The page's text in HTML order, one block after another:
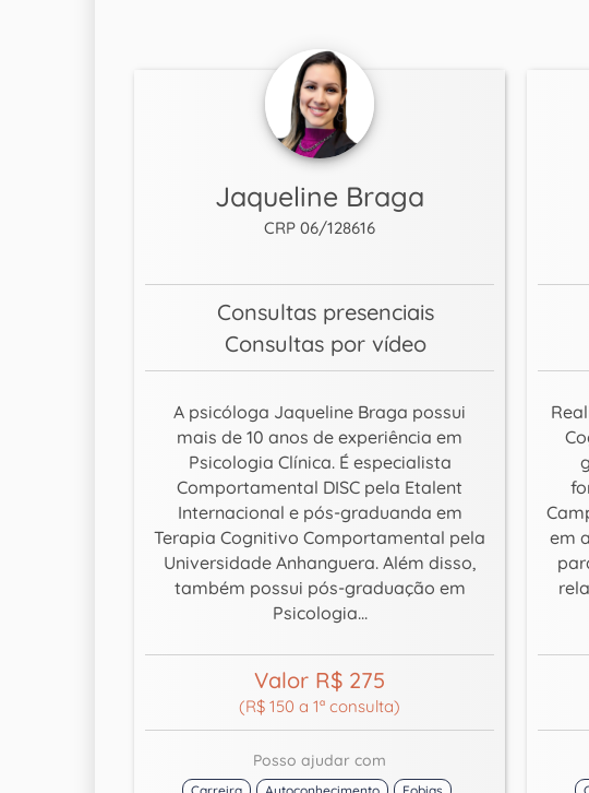
Jaqueline Braga
CRP 06/128616
Consultas presenciais
Consultas por vídeo
A psicóloga Jaqueline Braga possui
mais de 10 anos de experiência em
Psicologia Clínica. É especialista
Comportamental DISC pela Etalent
Internacional e pós-graduanda em
Terapia Cognitivo Comportamental pela
Universidade Anhanguera. Além disso,
também possui pós-graduação em
Psicologia...
Valor R$ 275
(R$ 150 a 1ª consulta)
Posso ajudar com
em